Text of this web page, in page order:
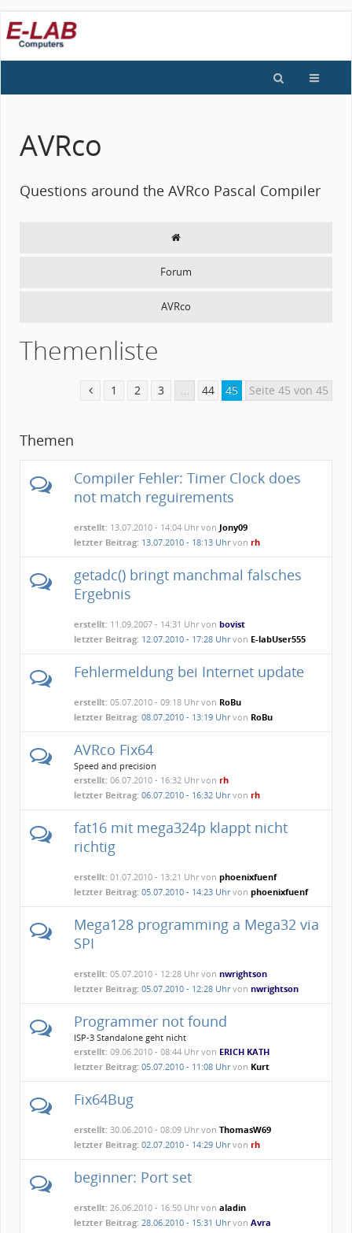
AVRco
Questions around the AVRco Pascal Compiler
Forum
AVRco
Themenliste
1 2 3 … 44 45 Seite 45 von 45
Themen
Compiler Fehler: Timer Clock does
not match reguirements
erstellt:13.07.2010 - 14:04 Uhr von Jony09
letzter Beitrag: 13.07.2010 - 18:13 Uhrvon rh
getadc() bringt manchmal falsches
Ergebnis
erstellt:11.09.2007 - 14:31 Uhr von bovist
letzter Beitrag: 12.07.2010 - 17:28 Uhrvon E-labUser555
Fehlermeldung bei Internet update
erstellt:05.07.2010 - 09:18 Uhr von RoBu
letzter Beitrag: 08.07.2010 - 13:19 Uhrvon RoBu
AVRco Fix64
Speed and precision
erstellt:06.07.2010 - 16:32 Uhr von rh
letzter Beitrag: 06.07.2010 - 16:32 Uhrvon rh
fat16 mit mega324p klappt nicht
richtig
erstellt:01.07.2010 - 13:21 Uhr von phoenixfuenf
letzter Beitrag: 05.07.2010 - 14:23 Uhrvon phoenixfuenf
Mega128 programming a Mega32 via
SPI
erstellt:05.07.2010 - 12:28 Uhr von nwrightson
letzter Beitrag: 05.07.2010 - 12:28 Uhrvon nwrightson
Programmer not found
ISP-3 Standalone geht nicht
erstellt:09.06.2010 - 08:44 Uhr von ERICH KATH
letzter Beitrag: 05.07.2010 - 11:08 Uhrvon Kurt
Fix64Bug
erstellt:30.06.2010 - 08:09 Uhr von ThomasW69
letzter Beitrag: 02.07.2010 - 14:29 Uhrvon rh
beginner: Port set
erstellt:26.06.2010 - 16:50 Uhr von aladin
letzter Beitrag: 28.06.2010 - 15:31 Uhrvon Avra